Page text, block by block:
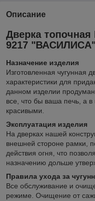
Описание
Дверка
9217 "ВАСИЛИСА"
Назначение изделия
Изготовленная чугунная
характеристики для
данном изделии
все, что бы ваша печь, а
красивыми.
Эксплуатация изделия
На дверках нашей
внешней стороне рамки,
действия огня, что
назначению дольше
Правила ухода за
Все обслуживание и
режиме. Очищение от